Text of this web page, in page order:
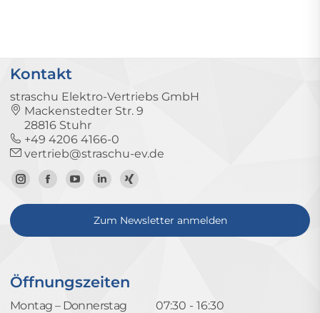
Kontakt
straschu Elektro-Vertriebs GmbH
Mackenstedter Str. 9
28816 Stuhr
+49 4206 4166-0
vertrieb@straschu-ev.de
Zum
Instagram-
Zur
Facebook-
Zum
YouTube-
Kanal
Zum
LinkedIn-
Profil
Zum
Xing-
Profil
Zum Newsletter anmelden
Öffnungszeiten
Montag – Donnerstag
07:30 - 16:30